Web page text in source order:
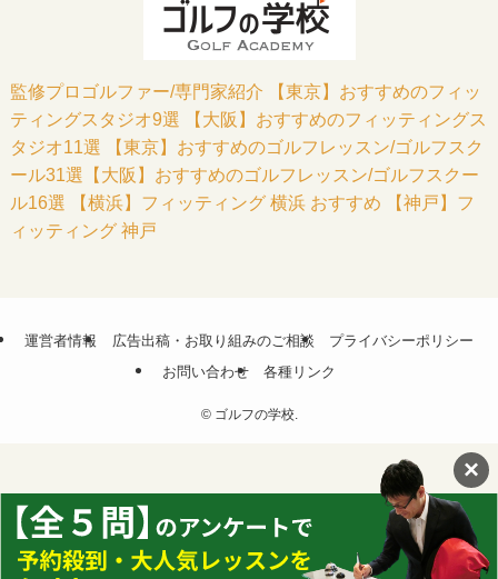
監修プロゴルファー/専門家紹介
【東京】おすすめのフィッ
ティングスタジオ9選
【大阪】おすすめのフィッティングス
タジオ11選
【東京】おすすめのゴルフレッスン/ゴルフスク
ール31選 【大阪】おすすめのゴルフレッスン/ゴルフスクー
ル16選
【横浜】フィッティング 横浜 おすすめ
【神戸】フ
ィッティング 神戸
運営者情報 広告出稿・お取り組みのご相談
プライバシーポリシー
お問い合わせ
各種リンク
©ゴルフの学校.
×